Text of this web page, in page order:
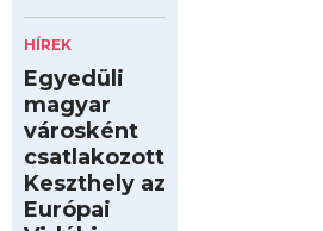
HÍREK
Egyedüli
magyar
városként
csatlakozott
Keszthely az
Európai